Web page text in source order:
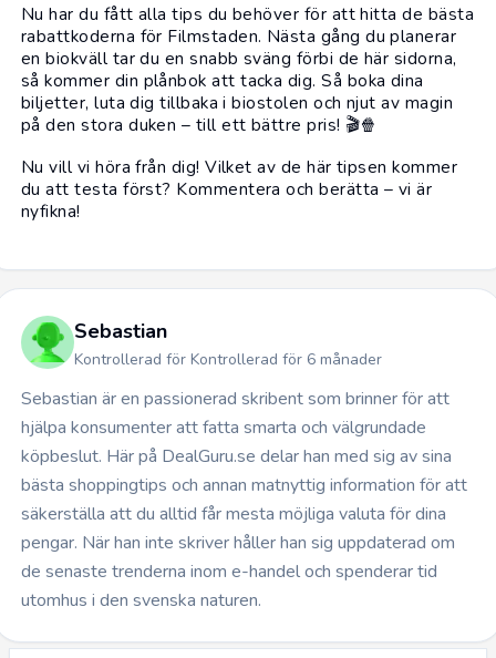
Nu har du fått alla tips du behöver för att hitta de bästa
rabattkoderna för Filmstaden. Nästa gång du planerar
en biokväll tar du en snabb sväng förbi de här sidorna,
så kommer din plånbok att tacka dig. Så boka dina
biljetter, luta dig tillbaka i biostolen och njut av magin
på den stora duken – till ett bättre pris! 🎬🍿
Nu vill vi höra från dig! Vilket av de här tipsen kommer
du att testa först? Kommentera och berätta – vi är
nyfikna!
Sebastian
Kontrollerad för Kontrollerad för 6 månader
Sebastian är en passionerad skribent som brinner för att
hjälpa konsumenter att fatta smarta och välgrundade
köpbeslut. Här på DealGuru.se delar han med sig av sina
bästa shoppingtips och annan matnyttig information för att
säkerställa att du alltid får mesta möjliga valuta för dina
pengar. När han inte skriver håller han sig uppdaterad om
de senaste trenderna inom e-handel och spenderar tid
utomhus i den svenska naturen.